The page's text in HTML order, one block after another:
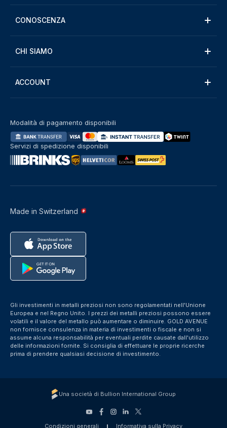
CONOSCENZA
CHI SIAMO
ACCOUNT
Made in Switzerland
Modalità di pagamento disponibili
Servizi di spedizione disponibili
Gli investimenti in metalli preziosi non sono regolamentati nell'Unione
Europea e nel Regno Unito. I prezzi dei metalli preziosi possono essere
volatili e il valore del metallo può aumentare o diminuire. GOLD AVENUE
non fornisce consulenza in materia di investimenti o fiscale e non si
assume alcuna responsabilità per eventuali perdite causate dall'utilizzo
delle informazioni fornite. Si consiglia di effettuare le proprie ricerche
prima di prendere qualsiasi decisione di investimento.
Una società di Bullion International Group
Condizioni generali Informativa sulla Privacy